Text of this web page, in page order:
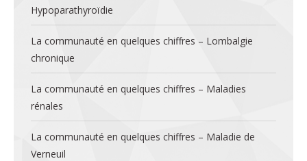
Hypoparathyroïdie
La communauté en quelques chiffres – Lombalgie
chronique
La communauté en quelques chiffres – Maladies
rénales
La communauté en quelques chiffres – Maladie de
Verneuil